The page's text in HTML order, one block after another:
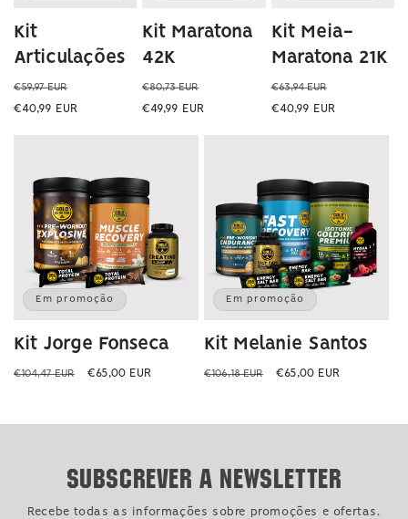
Kit
Articulações
Preço
normal
€59,97 EUR
€40,99 EUR
Kit Maratona
42K
Preço
normal
€80,73 EUR
€49,99 EUR
Kit Meia-
Maratona 21K
Preço
normal
€63,94 EUR
€40,99 EUR
Em promoção
Kit Jorge Fonseca
Preço
€104,47 EUR
Preço
€65,00 EUR
Em promoção
Kit Melanie Santos
Preço
€106,18 EUR
Preço
€65,00 EUR
Subscrever a Newsletter
Recebe todas as informações sobre promoções e ofertas.